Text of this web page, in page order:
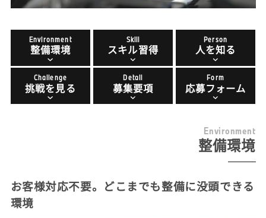
Environment
整備環境
Skill
スキル習得
Person
人を知る
Challenge
挑戦を見る
Detail
募集要項
Form
応募フォーム
Environment
整備環境
お客様対応不要。どこまでも整備に没頭できる
環境